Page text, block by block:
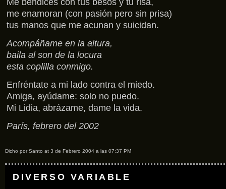
Me bendices con tus besos y tu risa,
me enamoran (con pasión pero sin prisa)
tus manos que me acunan y suicidan.
Acompáñame en la altura,
baila al son de la locura
esta coplilla conmigo.
Enfréntate a mi lado contra el miedo.
Amiga, ayúdame: solo no puedo.
Mi Lidia, abrázame, dame la vida.
París, febrero del 2002
Dicho por Santo at 3 de Febrero 2004 a las 07:37 PM
DIVERSO VARIABLE